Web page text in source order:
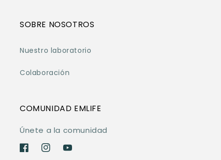
SOBRE NOSOTROS
Nuestro laboratorio
Colaboración
COMUNIDAD EMLIFE
Únete a la comunidad
FacebookInstagramYouTube